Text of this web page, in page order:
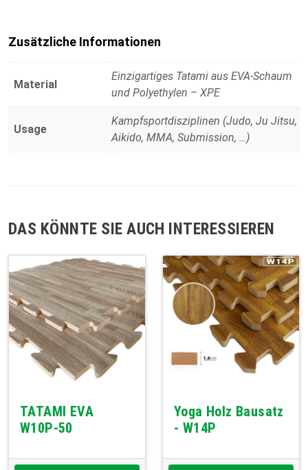
Zusätzliche Informationen
Material
Einzigartiges Tatami aus EVA-Schaum
und Polyethylen – XPE
Usage
Kampfsportdisziplinen (Judo, Ju Jitsu,
Aikido, MMA, Submission, …)
DAS KÖNNTE SIE AUCH INTERESSIEREN
TATAMI EVA
W10P-50
Yoga Holz Bausatz
- W14P